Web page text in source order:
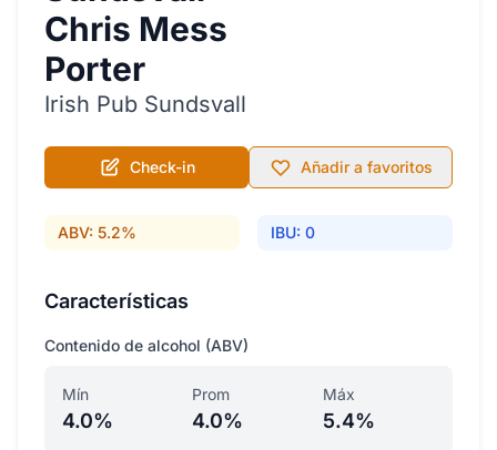
Chris Mess
Porter
Irish Pub Sundsvall
Check-in Añadir a favoritos
ABV: 5.2% IBU: 0
Características
Contenido de alcohol (ABV)
Mín
4.0%
Prom
4.0%
Máx
5.4%